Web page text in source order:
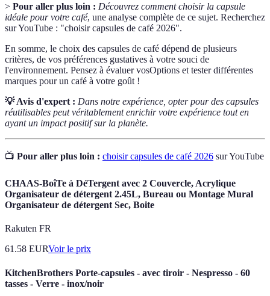
> Pour aller plus loin : Découvrez comment choisir la capsule
idéale pour votre café, une analyse complète de ce sujet. Recherchez
sur YouTube : "choisir capsules de café 2026".
En somme, le choix des capsules de café dépend de plusieurs
critères, de vos préférences gustatives à votre souci de
l'environnement. Pensez à évaluer vosOptions et tester différentes
marques pour un café à votre goût !
💡 Avis d'expert : Dans notre expérience, opter pour des capsules
réutilisables peut véritablement enrichir votre expérience tout en
ayant un impact positif sur la planète.
📺 Pour aller plus loin : choisir capsules de café 2026 sur YouTube
CHAAS-BoîTe à DéTergent avec 2 Couvercle, Acrylique
Organisateur de détergent 2.45L, Bureau ou Montage Mural
Organisateur de détergent Sec, Boite
Rakuten FR
61.58 EURVoir le prix
KitchenBrothers Porte-capsules - avec tiroir - Nespresso - 60
tasses - Verre - inox/noir